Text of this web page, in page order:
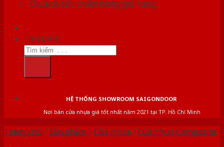
Chưa có sản phẩm trong giỏ hàng.
Tìm kiếm:
HỆ THỐNG SHOWROOM SAIGONDOOR
Nơi bán cửa nhựa giá tốt nhất năm 2021 tại TP. Hồ Chí Minh
Trang chủ /Sản phẩm /Cửa nhựa /Cửa nhựa Composite